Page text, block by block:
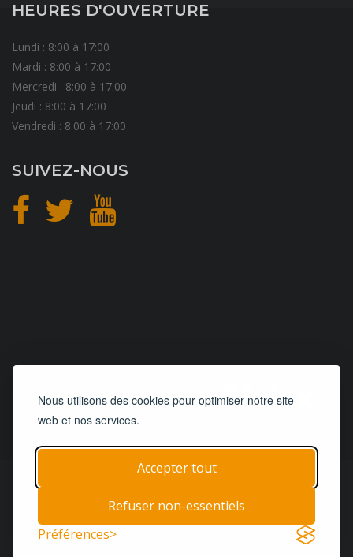
Nous utilisons des cookies pour optimiser notre site
web et nos services.
Accepter tout
Refuser non-essentiels
Préférences
HEURES D'OUVERTURE
Lundi : 8:00 à 17:00
Mardi : 8:00 à 17:00
Mercredi : 8:00 à 17:00
Jeudi : 8:00 à 17:00
Vendredi : 8:00 à 17:00
SUIVEZ-NOUS
CONCEPTIONetHÉBERGEMENT
© 2019 - 2026 | Tous droits réservés
Accueil Remorques
Pièces & Services